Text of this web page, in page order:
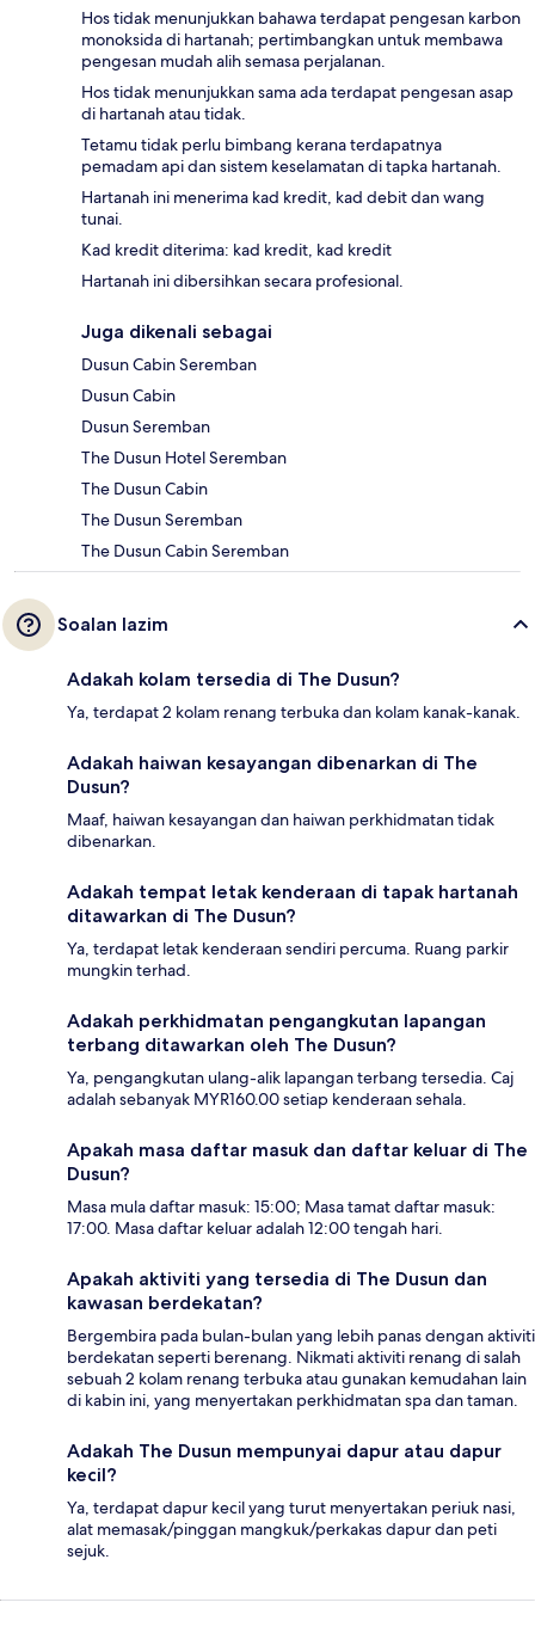
Hos tidak menunjukkan bahawa terdapat pengesan karbon
monoksida di hartanah; pertimbangkan untuk membawa
pengesan mudah alih semasa perjalanan.
Hos tidak menunjukkan sama ada terdapat pengesan asap
di hartanah atau tidak.
Tetamu tidak perlu bimbang kerana terdapatnya
pemadam api dan sistem keselamatan di tapka hartanah.
Hartanah ini menerima kad kredit, kad debit dan wang
tunai.
Kad kredit diterima: kad kredit, kad kredit
Hartanah ini dibersihkan secara profesional.
Juga dikenali sebagai
Dusun Cabin Seremban
Dusun Cabin
Dusun Seremban
The Dusun Hotel Seremban
The Dusun Cabin
The Dusun Seremban
The Dusun Cabin Seremban
Soalan lazim
Adakah kolam tersedia di The Dusun?
Ya, terdapat 2 kolam renang terbuka dan kolam kanak-kanak.
Adakah haiwan kesayangan dibenarkan di The
Dusun?
Maaf, haiwan kesayangan dan haiwan perkhidmatan tidak
dibenarkan.
Adakah tempat letak kenderaan di tapak hartanah
ditawarkan di The Dusun?
Ya, terdapat letak kenderaan sendiri percuma. Ruang parkir
mungkin terhad.
Adakah perkhidmatan pengangkutan lapangan
terbang ditawarkan oleh The Dusun?
Ya, pengangkutan ulang-alik lapangan terbang tersedia. Caj
adalah sebanyak MYR160.00 setiap kenderaan sehala.
Apakah masa daftar masuk dan daftar keluar di The
Dusun?
Masa mula daftar masuk: 15:00; Masa tamat daftar masuk:
17:00. Masa daftar keluar adalah 12:00 tengah hari.
Apakah aktiviti yang tersedia di The Dusun dan
kawasan berdekatan?
Bergembira pada bulan-bulan yang lebih panas dengan aktiviti
berdekatan seperti berenang. Nikmati aktiviti renang di salah
sebuah 2 kolam renang terbuka atau gunakan kemudahan lain
di kabin ini, yang menyertakan perkhidmatan spa dan taman.
Adakah The Dusun mempunyai dapur atau dapur
kecil?
Ya, terdapat dapur kecil yang turut menyertakan periuk nasi,
alat memasak/pinggan mangkuk/perkakas dapur dan peti
sejuk.